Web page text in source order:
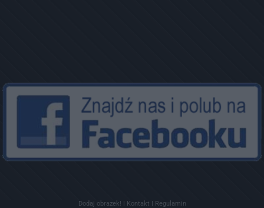
Dodaj obrazek! | Kontakt | Regulamin